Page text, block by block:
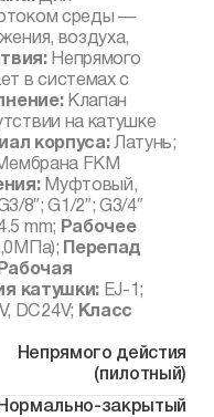
среды —
воздуха,
Непрямого
в системах с
Клапан
на катушке
корпуса: Латунь;
FKM
Муфтовый,
8″; G1/2″; G3/4″
mm; Рабочее
Перепад
Рабочая
катушки: EJ-1;
DC24V; Класс
Непрямого дейстия
(пилотный)
Нормально-закрытый